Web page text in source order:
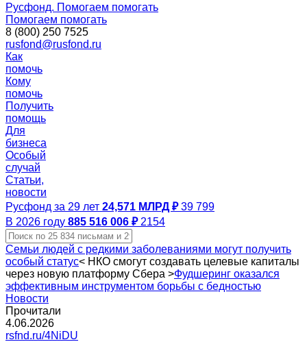
Русфонд. Помогаем помогать
Помогаем помогать
8 (800) 250 7525
rusfond@rusfond.ru
Как
помочь
Кому
помочь
Получить
помощь
Для
бизнеса
Особый
случай
Статьи,
новости
Русфонд за 29 лет 24,571 МЛРД ₽ 39 799
В 2026 году 885 516 006 ₽ 2154
Семьи людей с редкими заболеваниями могут получить
особый статус< НКО смогут создавать целевые капиталы
через новую платформу Сбера >Фудшеринг оказался
эффективным инструментом борьбы с бедностью
Новости
Прочитали
4.06.2026
rsfnd.ru/4NiDU